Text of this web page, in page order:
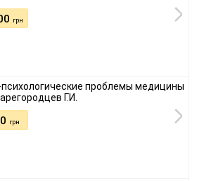
грн
проблемы медицины
Г.И.
грн